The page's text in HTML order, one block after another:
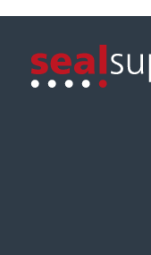
Logo van de website